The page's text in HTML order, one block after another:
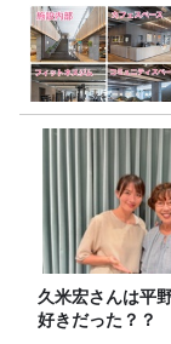
久米宏さんは平
好きだった？？